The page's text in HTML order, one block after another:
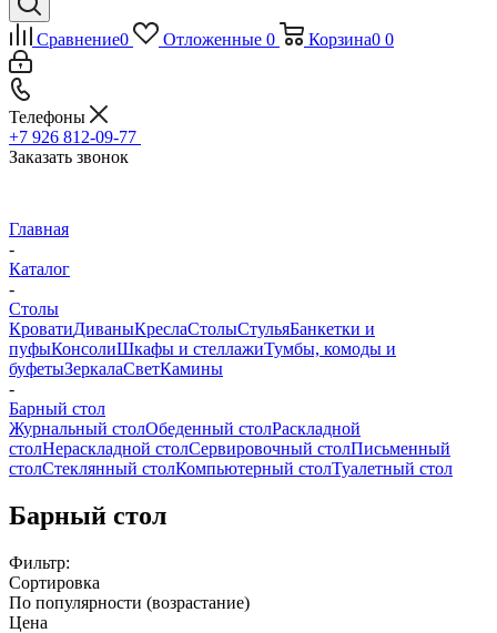
Сравнение0 Отложенные 0 Корзина0 0
Телефоны
+7 926 812-09-77
Заказать звонок
Главная
-
Каталог
-
Столы
КроватиДиваныКреслаСтолыСтульяБанкетки и
пуфыКонсолиШкафы и стеллажиТумбы, комоды и
буфетыЗеркалаСветКамины
-
Барный стол
Журнальный столОбеденный столРаскладной
столНераскладной столСервировочный столПисьменный
столСтеклянный столКомпьютерный столТуалетный стол
Барный стол
Фильтр:
Сортировка
По популярности (возрастание)
Цена